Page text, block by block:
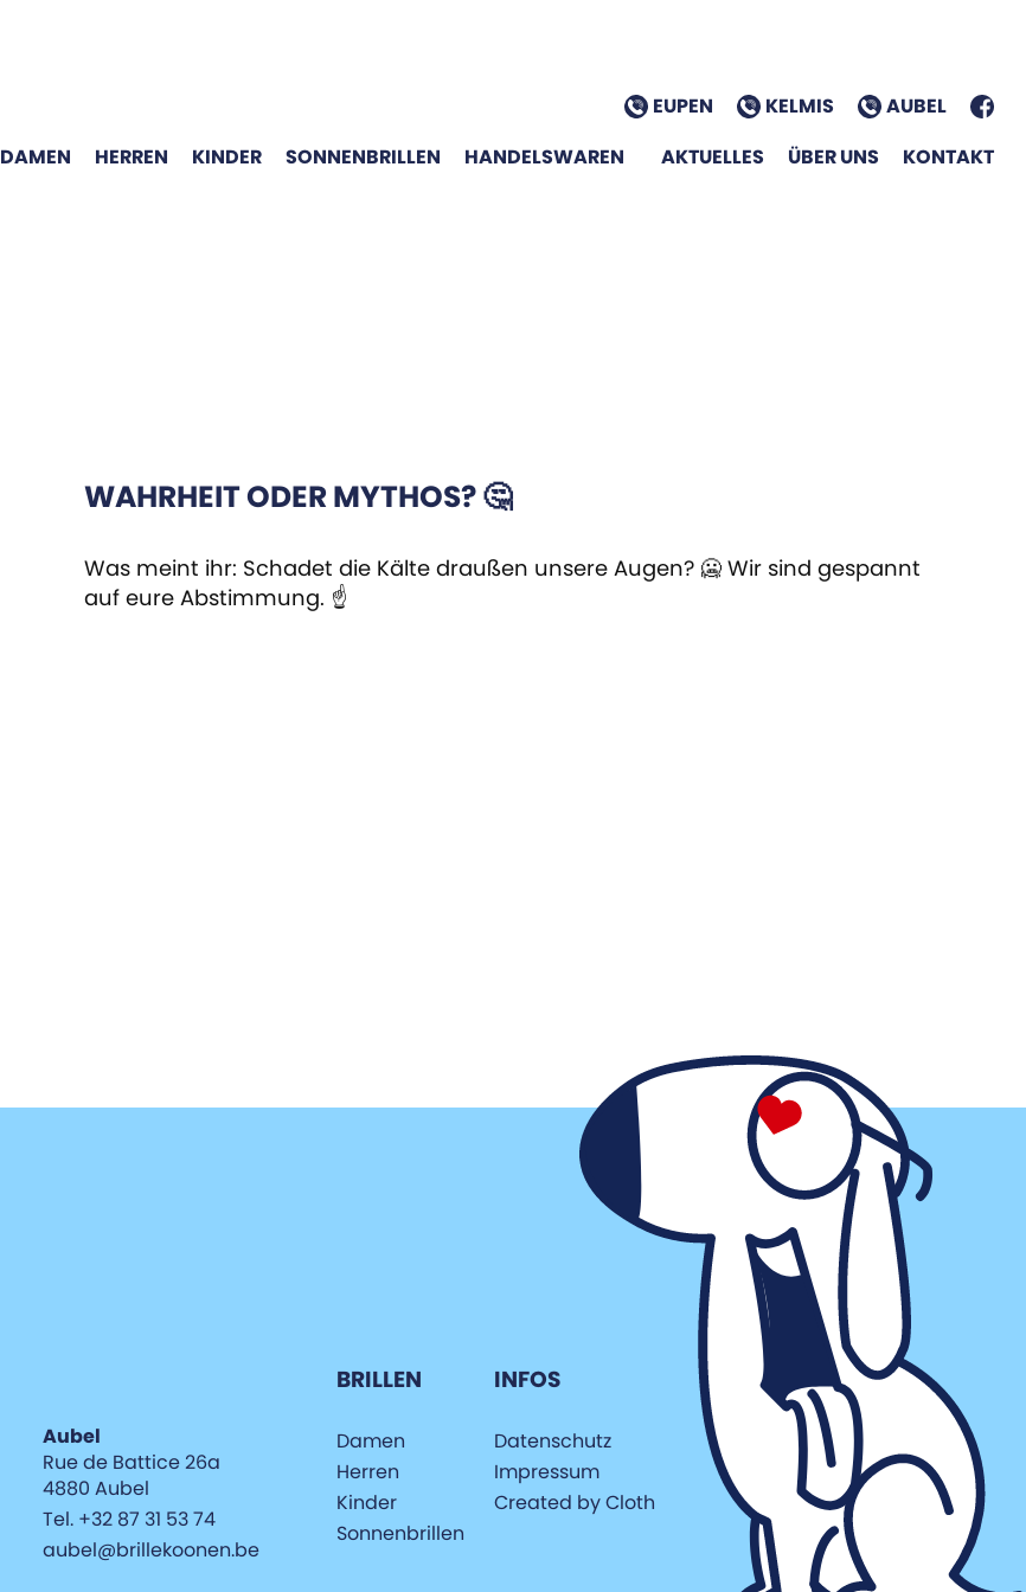
DAMEN HERREN KINDER SONNENBRILLEN HANDELSWAREN
EUPEN KELMIS
AUBEL
AKTUELLES
ÜBER UNS KONTAKT
WAHRHEIT ODER MYTHOS? 🤔
Was meint ihr: Schadet die Kälte draußen unsere Augen? 🥶 Wir sind gespannt
auf eure Abstimmung. ☝️
Aubel
Rue de Battice 26a
4880 Aubel
Tel. +32 87 31 53 74
aubel@brillekoonen.be
BRILLEN
Damen
Herren
Kinder
Sonnenbrillen
INFOS
Datenschutz
Impressum
Created by Cloth